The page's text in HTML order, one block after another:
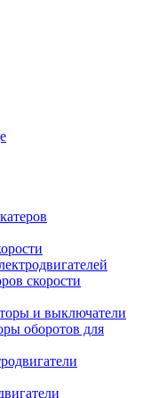
скорости
и выключатели
оборотов для